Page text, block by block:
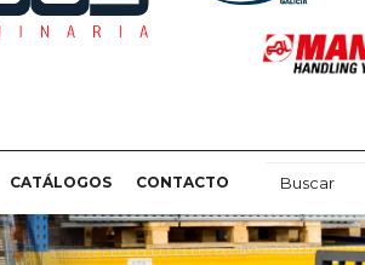
CATÁLOGOS CONTACTO